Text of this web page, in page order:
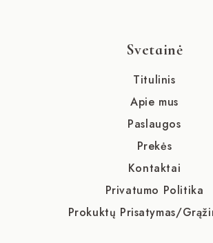
Svetainė
Titulinis
Apie mus
Paslaugos
Prekės
Kontaktai
Privatumo Politika
Prokuktų Prisatymas/